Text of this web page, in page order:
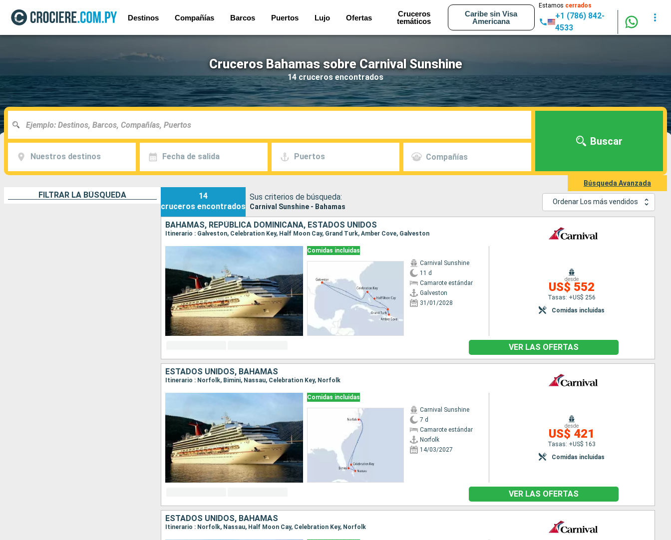
Destinos Compañías Barcos Puertos Lujo Ofertas
Cruceros
temáticos
Caribe sin Visa
Americana
Estamos cerrados
+1 (786) 842-
4533
Cruceros Bahamas sobre Carnival Sunshine
14 cruceros encontrados
Nuestros destinos Fecha de salida Puertos Compañías
Buscar
Búsqueda Avanzada
FILTRAR LA BÚSQUEDA
14
cruceros encontrados
Sus criterios de búsqueda:
Carnival Sunshine - Bahamas
Ordenar Los más vendidos
BAHAMAS, REPÚBLICA DOMINICANA, ESTADOS UNIDOS
Itinerario : Galveston, Celebration Key, Half Moon Cay, Grand Turk, Amber Cove, Galveston
Comidas incluidas
Carnival Sunshine
11 d
Camarote estándar
Galveston
31/01/2028
desde
US$ 552
Tasas: +US$ 256
Comidas incluidas
VER LAS OFERTAS
ESTADOS UNIDOS, BAHAMAS
Itinerario : Norfolk, Bimini, Nassau, Celebration Key, Norfolk
Comidas incluidas
Carnival Sunshine
7 d
Camarote estándar
Norfolk
14/03/2027
desde
US$ 421
Tasas: +US$ 163
Comidas incluidas
VER LAS OFERTAS
ESTADOS UNIDOS, BAHAMAS
Itinerario : Norfolk, Nassau, Half Moon Cay, Celebration Key, Norfolk